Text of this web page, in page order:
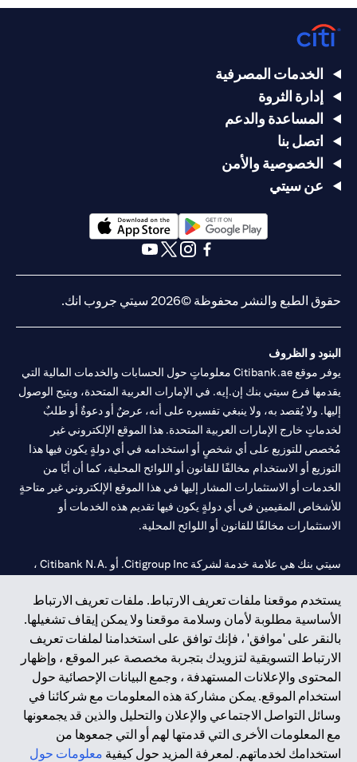
يستخدم موقعنا ملفات تعريف الارتباط. ملفات تعريف الارتباط
الأساسية مطلوبة لأمان وسلامة موقعنا ولا يمكن إيقاف تشغيلها.
بالنقر على 'موافق' ، فإنك توافق على استخدامنا لملفات تعريف
الارتباط التسويقية لتزويدك بتجربة مخصصة عبر الموقع ، وإظهار
المحتوى والإعلانات المستهدفة ، وجمع البيانات الإحصائية حول
استخدام الموقع. يمكن مشاركة هذه المعلومات مع شركائنا في
وسائل التواصل الاجتماعي والإعلان والتحليل والذين قد يجمعونها
مع المعلومات الأخرى التي قدمتها لهم أو التي جمعوها من
استخدامك لخدماتهم. لمعرفة المزيد حول كيفية معلومات حول
الخدمات المصرفية
إدارة الثروة
المساعدة والدعم
اتصل بنا
الخصوصية والأمن
عن سيتي
(opens in a new tab)
حقوق الطبع والنشر محفوظة ©2026 سيتي جروب انك.
البنود و الظروف
يوفر موقع Citibank.ae معلوماتٍ حول الحسابات والخدمات المالية التي
يقدمها فرع سيتي بنك إن.إيه. في الإمارات العربية المتحدة، ويتيح الوصول
إليها. ولا يُقصد به، ولا ينبغي تفسيره على أنه، عرضٌ أو دعوةٌ أو طلبٌ
لخدماتٍ خارج الإمارات العربية المتحدة. هذا الموقع الإلكتروني غير
مُخصص للتوزيع على أي شخصٍ أو استخدامه في أي دولةٍ يكون فيها هذا
التوزيع أو الاستخدام مخالفًا للقانون أو اللوائح المحلية، كما أن أيًا من
الخدمات أو الاستثمارات المشار إليها في هذا الموقع الإلكتروني غير متاحةٍ
للأشخاص المقيمين في أي دولةٍ يكون فيها تقديم هذه الخدمات أو
الاستثمارات مخالفًا للقانون أو اللوائح المحلية.
سيتي بنك هي علامة خدمة لشركة Citigroup Inc. أو .Citibank N.A ،
سيتي بنك إن. إيه. الإمارات مسجل لدى مصرف الإمارات المركزي تحت
أرقام التراخيص 202563 لفرع الوصل في دبي، 531989 لفرع مول
الإمارات في دبي، وCN-1002019لفرع أبوظبي. هاتف: 4000 311 04.
فرع سيتي بنك إن إيه - الإمارات العربية المتحدة مرخص من مصرف
الإمارات العربية المتحدة المركزي كفرع لبنك أجنبي.
سيتي بنك إن إيه الإمارات العربية المتحدة مرخص من هيئة الأوراق المالية
والسلع في الإمارات العربية المتحدة ("SCA") للقيام بالنشاط المالي لـ أ)
الاستشارات المالية والتعريف والترويج بموجب ترخيص رقم